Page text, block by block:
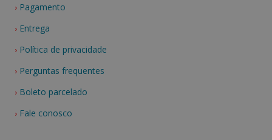
Pagamento
Entrega
Política de privacidade
Perguntas frequentes
Boleto parcelado
Fale conosco